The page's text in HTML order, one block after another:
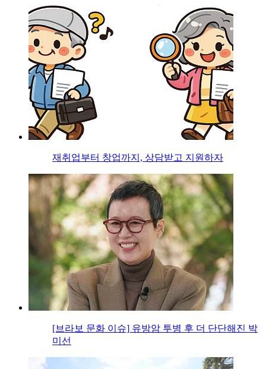
재취업부터 창업까지, 상담받고 지원하자
[브라보 문화 이슈] 유방암 투병 후 더 단단해진 박
미선